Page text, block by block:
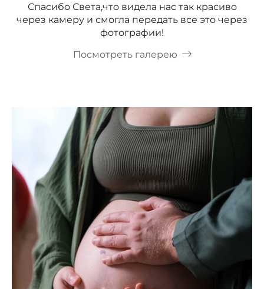
Спасибо Света,что видела нас так красиво
через камеру и смогла передать все это через
фотографии!
Посмотреть галерею